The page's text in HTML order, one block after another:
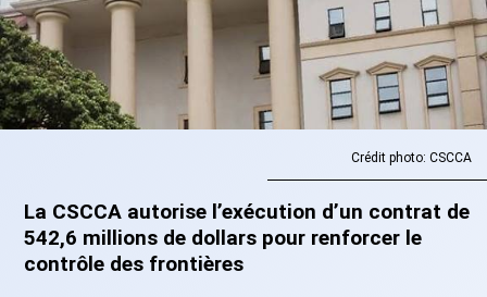
Crédit photo: CSCCA
La CSCCA autorise l’exécution d’un contrat de
542,6 millions de dollars pour renforcer le
contrôle des frontières